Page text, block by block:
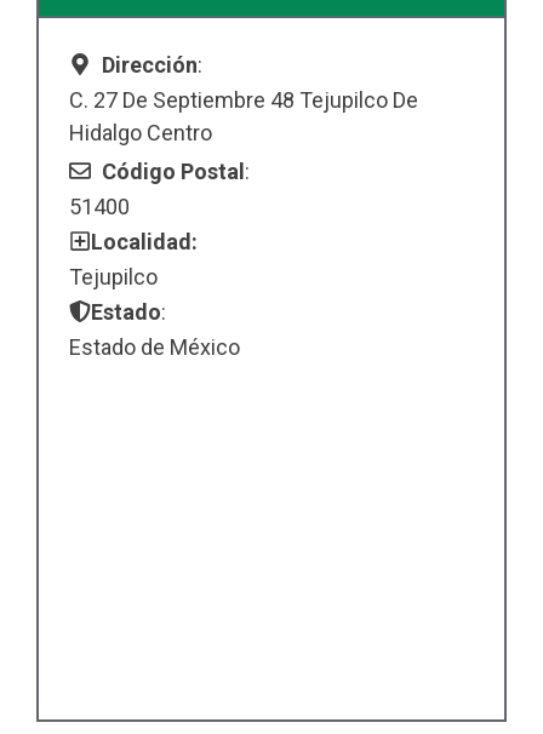
Dirección:
C. 27 De Septiembre 48 Tejupilco De
Hidalgo Centro
Código Postal:
51400
Localidad:
Tejupilco
Estado:
Estado de México